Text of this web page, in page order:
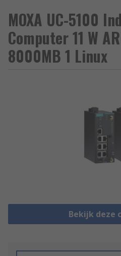
MOXA UC-5100
Computer 11 W
8000MB 1 Linux
Bekijk deze